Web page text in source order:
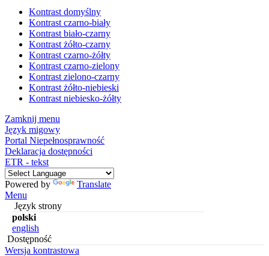
Kontrast domyślny
Kontrast czarno-biały
Kontrast biało-czarny
Kontrast żółto-czarny
Kontrast czarno-żółty
Kontrast czarno-zielony
Kontrast zielono-czarny
Kontrast żółto-niebieski
Kontrast niebiesko-żółty
Zamknij menu
Język migowy
Portal Niepełnosprawność
Deklaracja dostępności
ETR - tekst
Powered by
Translate
Menu
Język strony
polski
english
Dostępność
Wersja kontrastowa